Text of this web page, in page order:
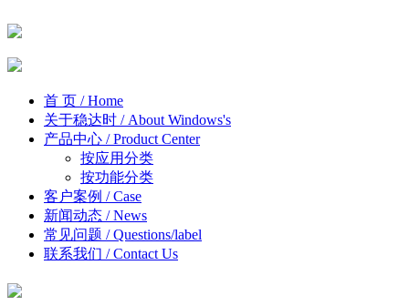
首 页 / Home
关于稳达时 / About Windows's
产品中心 / Product Center
按应用分类
按功能分类
客户案例 / Case
新闻动态 / News
常见问题 / Questions/label
联系我们 / Contact Us